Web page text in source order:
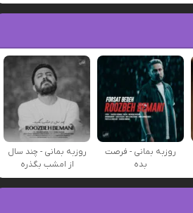
روزبه بمانی - فرصت
بده
روزبه بمانی - چند سال
از امشب بگذره